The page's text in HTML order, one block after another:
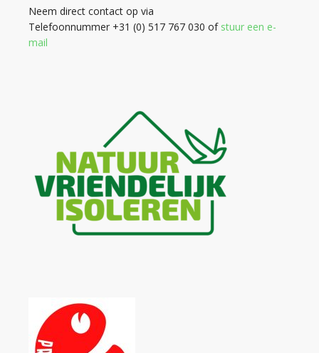
Neem direct contact op via
Telefoonnummer +31 (0) 517 767 030 of stuur een e-
mail